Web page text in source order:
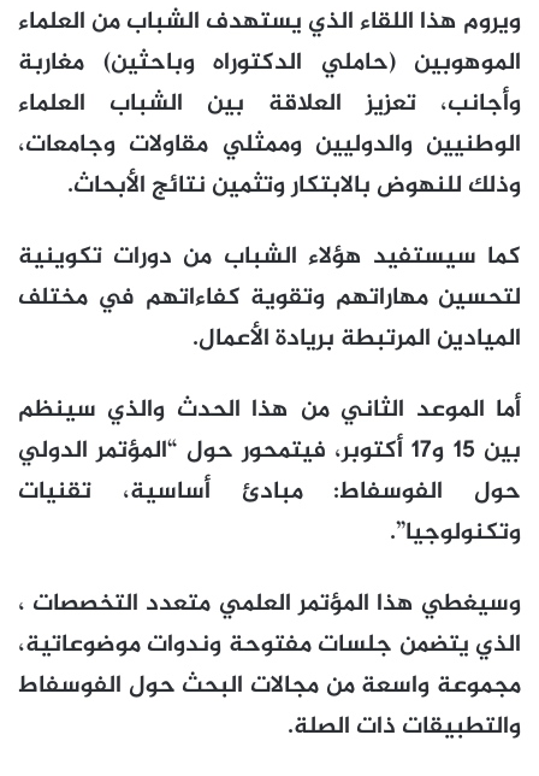
ويروم هذا اللقاء الذي يستهدف الشباب من العلماء
الموهوبين (حاملي الدكتوراه وباحثين) مغاربة
وأجانب، تعزيز العلاقة بين الشباب العلماء
الوطنيين والدوليين وممثلي مقاولات وجامعات،
وذلك للنهوض بالابتكار وتثمين نتائج الأبحاث.
كما سيستفيد هؤلاء الشباب من دورات تكوينية
لتحسين مهاراتهم وتقوية كفاءاتهم في مختلف
الميادين المرتبطة بريادة الأعمال.
أما الموعد الثاني من هذا الحدث والذي سينظم
بين 15 و17 أكتوبر، فيتمحور حول “المؤتمر الدولي
حول الفوسفاط: مبادئ أساسية، تقنيات
وتكنولوجيا”.
وسيغطي هذا المؤتمر العلمي متعدد التخصصات ،
الذي يتضمن جلسات مفتوحة وندوات موضوعاتية،
مجموعة واسعة من مجالات البحث حول الفوسفاط
والتطبيقات ذات الصلة.